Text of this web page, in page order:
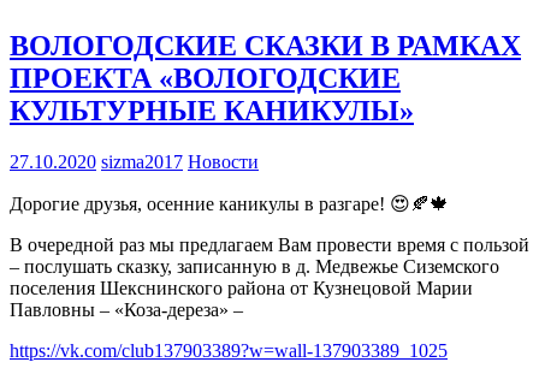
ВОЛОГОДСКИЕ СКАЗКИ В РАМКАХ
ПРОЕКТА «ВОЛОГОДСКИЕ
КУЛЬТУРНЫЕ КАНИКУЛЫ»
27.10.2020 sizma2017 Новости
Дорогие друзья, осенние каникулы в разгаре! 😍🍂🍁
В очередной раз мы предлагаем Вам провести время с пользой
– послушать сказку, записанную в д. Медвежье Сиземского
поселения Шекснинского района от Кузнецовой Марии
Павловны – «Коза-дереза» –
https://vk.com/club137903389?w=wall-137903389_1025